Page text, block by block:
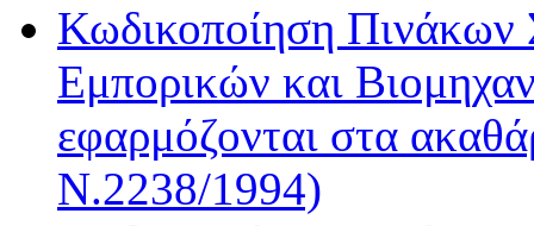
Κωδικοποίηση Πινάκων
Εμπορικών και
εφαρμόζονται στα
Ν.2238/1994)